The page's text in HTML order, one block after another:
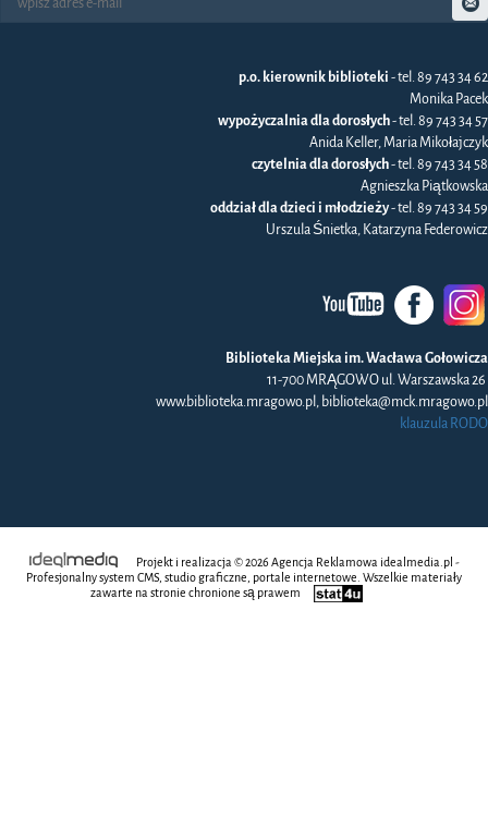
p.o. kierownik biblioteki - tel. 89 743 34 62
Monika Pacek
wypożyczalnia dla dorosłych- tel. 89 743 34 57
Anida Keller, Maria Mikołajczyk
czytelnia dla dorosłych- tel. 89 743 34 58
Agnieszka Piątkowska
oddział dla dzieci i młodzieży- tel. 89 743 34 59
Urszula Śnietka, Katarzyna Federowicz
Biblioteka Miejska im. Wacława Gołowicza
11-700 MRĄGOWO ul. Warszawska 26
www.biblioteka.mragowo.pl, biblioteka@mck.mragowo.pl
klauzula RODO
Projekt i realizacja © 2026 Agencja Reklamowa idealmedia.pl -
Profesjonalny system CMS, studio graficzne, portale internetowe. Wszelkie materiały
zawarte na stronie chronione są prawem